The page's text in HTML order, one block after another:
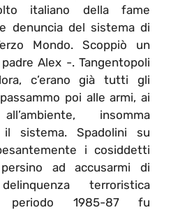
italiano della fame
denuncia del sistema di
Mondo. Scoppiò un
Alex -. Tangentopoli
c’erano già tutti gli
poi alle armi, ai
insomma
sistema. Spadolini su
i cosiddetti
ad accusarmi di
terroristica
periodo 1985-87 fu